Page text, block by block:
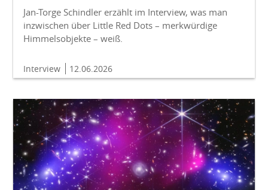
Jan-Torge Schindler erzählt im Interview, was man
inzwischen über Little Red Dots – merkwürdige
Himmelsobjekte – weiß.
Interview 12.06.2026